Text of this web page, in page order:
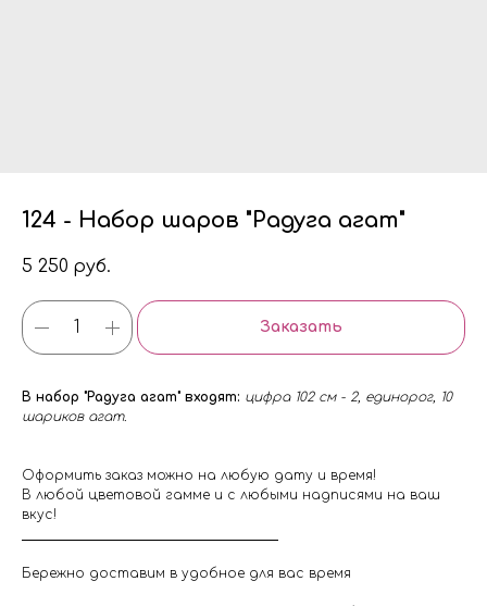
124 - Набор шаров "Радуга агат"
5 250 руб.
Заказать
В набор "Радуга агат" входят: цифра 102 см - 2, единорог, 10
шариков агат.
Оформить заказ можно на любую дату и время!
В любой цветовой гамме и с любыми надписями на ваш
вкус!
Бережно доставим в удобное для вас время